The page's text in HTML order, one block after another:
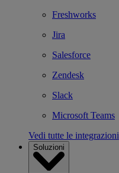
Freshworks
Jira
Salesforce
Zendesk
Slack
Microsoft Teams
Vedi tutte le integrazioni
Soluzioni